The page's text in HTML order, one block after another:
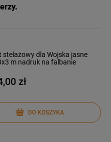
stelażowy dla Wojska jasne
m nadruk na falbanie
zł
DO KOSZYKA